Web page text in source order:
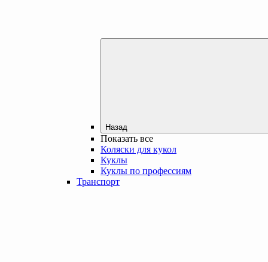
Назад
Показать все
Коляски для кукол
Куклы
Куклы по профессиям
Транспорт